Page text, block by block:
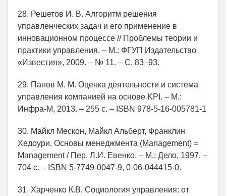
28. Решетов И. В. Алгоритм решения
управленческих задач и его применение в
инновационном процессе // Проблемы теории и
практики управления. – М.: ФГУП Издательство
«Известия», 2009. – № 11. – С. 83–93.
29. Панов М. М. Оценка деятельности и система
управления компанией на основе KPI. – М.:
Инфра-М, 2013. – 255 с. – ISBN 978-5-16-005781-1
30. Майкл Мескон, Майкл Альберт, Франклин
Хедоури. Основы менеджмента (Management) =
Management / Пер. Л.И. Евенко. – М.: Дело, 1997. –
704 с. – ISBN 5-7749-0047-9, 0-06-044415-0.
31. Харченко К.В. Социология управления: от